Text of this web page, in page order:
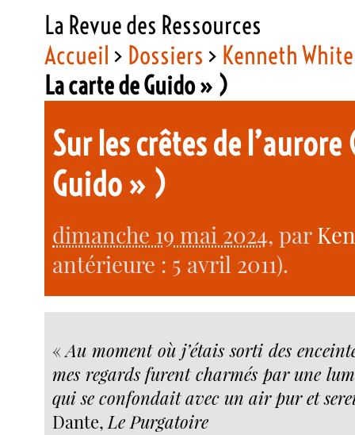
La Revue des Ressources
Accueil > Dossiers > Kenneth White
La carte de Guido » )
Sur les crêtes de
Guido » )
dimanche 19 mai 2024, par
antérieure : 5 avril 2011).
«Au moment où j’étais sorti des
mes regards furent charmés par une
qui se confondait avec un air pur et
Dante,Le Purgatoire